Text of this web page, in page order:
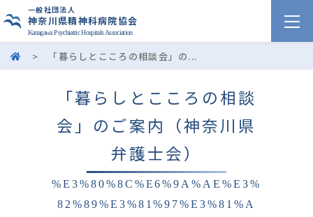
一般社団法人
神奈川県精神科病院協会
Kanagawa Psychiatric Hospitals Association
> 「暮らしとこころの相談会」の...
「暮らしとこころの相談
会」のご案内（神奈川県
弁護士会）
%E3%80%8C%E6%9A%AE%E3%
82%89%E3%81%97%E3%81%A